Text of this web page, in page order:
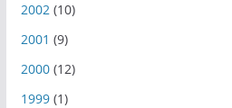
2002(10)
2001 (9)
2000(12)
1999(1)